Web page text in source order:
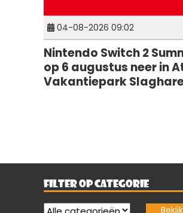
04-08-2026 09:02
Nintendo Switch 2
op 6 augustus neer in
Vakantiepark
FILTER OP CATEGORIE